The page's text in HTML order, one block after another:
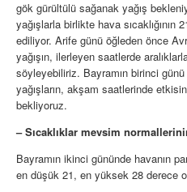
gök gürültülü sağanak yağış
yağışlarla birlikte hava
ediliyor. Arife günü öğleden önce
yağışın, ilerleyen saatlerde
söyleyebiliriz. Bayramın birinci
yağışların, akşam saatlerinde
bekliyoruz.
– Sıcaklıklar mevsim
Bayramın ikinci gününde havanın
en düşük 21, en yüksek 28 derece